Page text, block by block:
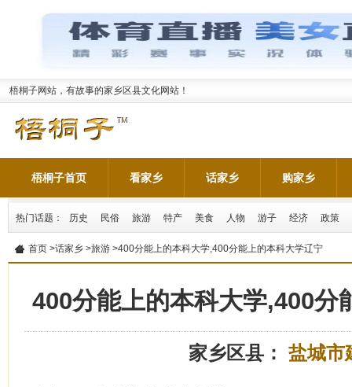
梧桐子网站，有故事的家乡区县文化网站！
梧桐子首页 看家乡 话家乡 购家乡
热门话题： 历史 民俗 旅游 特产 美食 人物 游子 经济 政策
首页 >话家乡 >旅游 >400分能上的本科大学,400分能上的本科大学辽宁
400分能上的本科大学,400分
家乡区县： 盐城市